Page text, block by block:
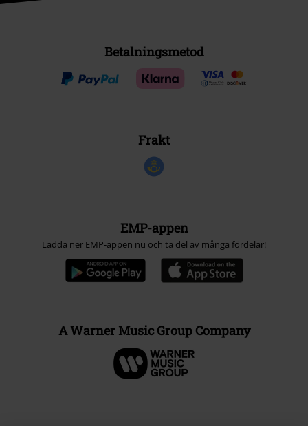
Betalningsmetod
Frakt
EMP-appen
Ladda ner EMP-appen nu och ta del av många fördelar!
A Warner Music Group Company